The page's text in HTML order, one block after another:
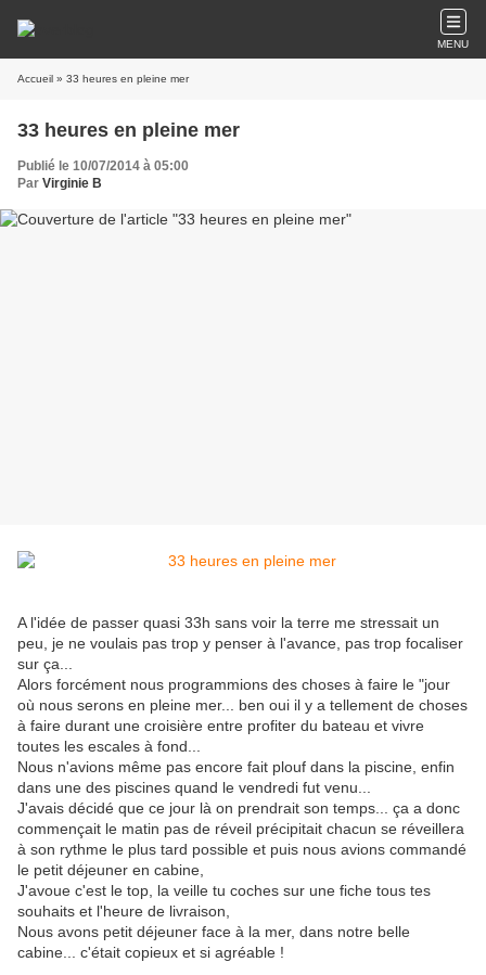
MENU
Accueil » 33 heures en pleine mer
33 heures en pleine mer
Publié le 10/07/2014 à 05:00
Par Virginie B
A l'idée de passer quasi 33h sans voir la terre me stressait un
peu, je ne voulais pas trop y penser à l'avance, pas trop focaliser
sur ça...
Alors forcément nous programmions des choses à faire le "jour
où nous serons en pleine mer... ben oui il y a tellement de choses
à faire durant une croisière entre profiter du bateau et vivre
toutes les escales à fond...
Nous n'avions même pas encore fait plouf dans la piscine, enfin
dans une des piscines quand le vendredi fut venu...
J'avais décidé que ce jour là on prendrait son temps... ça a donc
commençait le matin pas de réveil précipitait chacun se réveillera
à son rythme le plus tard possible et puis nous avions commandé
le petit déjeuner en cabine,
J'avoue c'est le top, la veille tu coches sur une fiche tous tes
souhaits et l'heure de livraison,
Nous avons petit déjeuner face à la mer, dans notre belle
cabine... c'était copieux et si agréable !